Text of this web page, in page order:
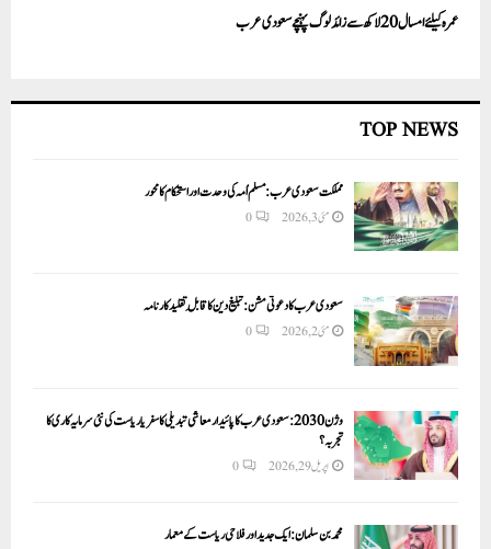
عمرہ کیلئے امسال 20لاکھ سے زائد لوگ پہنچے سعودی عرب
TOP NEWS
مملکت سعودی عرب: مسلم اُمہ کی وحدت اور استحکام کا محور
مئی 3, 2026 0
سعودی عرب کا دعوتی مشن: تبلیغ دین کا قابلِ تقلید کارنامہ
مئی 2, 2026 0
وژن 2030:سعودی عرب کا پائیدار معاشی تبدیلی کا سفر یا ریاست کی نئی سرمایہ کاری کا
تجربہ؟
اپریل 29, 2026 0
محمد بن سلمان: ایک جدید اور فلاحی ریاست کے معمار